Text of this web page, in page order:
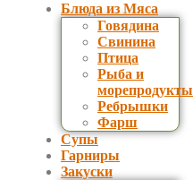
Блюда из Мяса
Говядина
Свинина
Птица
Рыба и
морепродукты
Ребрышки
Фарш
Супы
Гарниры
Закуски